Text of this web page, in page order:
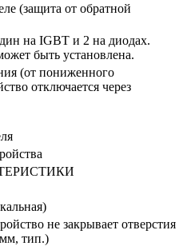
(защита от обратной
на IGBT и 2 на диодах.
быть установлена.
(от пониженного
отключается через
не закрывает отверстия
мм, тип.)